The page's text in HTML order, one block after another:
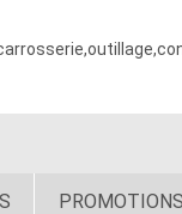
PROMOTIONS